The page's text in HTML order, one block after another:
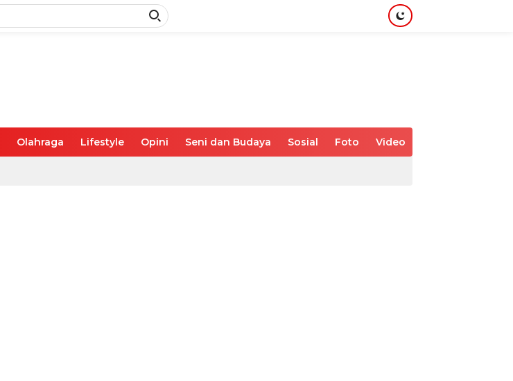
Olahraga Lifestyle Opini Seni dan Budaya Sosial Foto Video